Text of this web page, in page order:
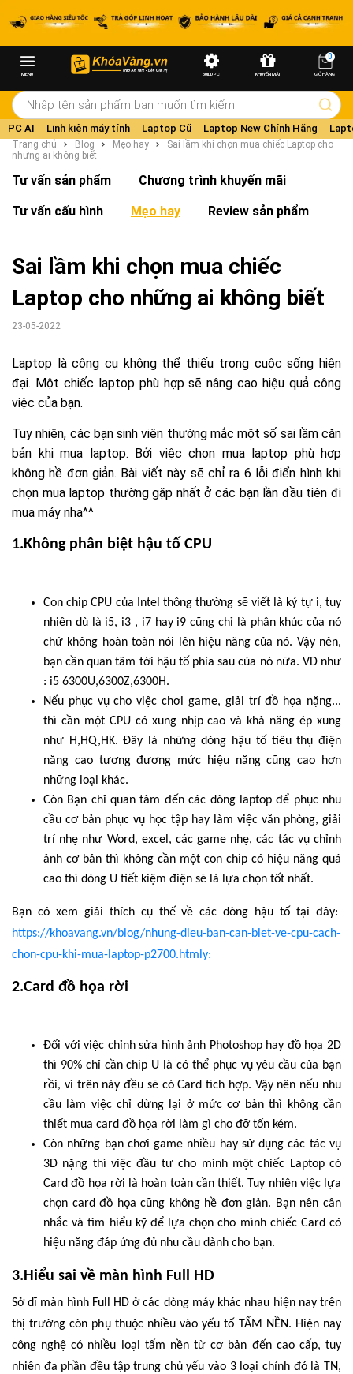
MENU BUILD PC KHUYẾN MÃI
0
GIỎ HÀNG
PC AI Linh kiện máy tính Laptop Cũ Laptop New Chính Hãng
Trang chủ Blog Mẹo hay
Sai lầm khi chọn mua chiếc Laptop cho
những ai không biết
Tư vấn sản phẩm Chương trình khuyến mãi
Tư vấn cấu hình Mẹo hay Review sản phẩm
Sai lầm khi chọn mua chiếc
Laptop cho những ai không biết
23-05-2022
Laptop là công cụ không thể thiếu trong cuộc sống hiện
đại. Một chiếc laptop phù hợp sẽ nâng cao hiệu quả công
việc của bạn.
Tuy nhiên, các bạn sinh viên thường mắc một số sai lầm căn
bản khi mua laptop. Bởi việc chọn mua laptop phù hợp
không hề đơn giản. Bài viết này sẽ chỉ ra 6 lỗi điển hình khi
chọn mua laptop thường gặp nhất ở các bạn lần đầu tiên đi
mua máy nha^^
1.Không phân biệt hậu tố CPU
Con chip CPU của Intel thông thường sẽ viết là ký tự i, tuy
nhiên dù là i5, i3 , i7 hay i9 cũng chỉ là phân khúc của nó
chứ không hoàn toàn nói lên hiệu năng của nó. Vậy nên,
bạn cần quan tâm tới hậu tố phía sau của nó nữa. VD như
: i5 6300U,6300Z,6300H.
Nếu phục vụ cho việc chơi game, giải trí đồ họa nặng...
thì cần một CPU có xung nhịp cao và khả năng ép xung
như H,HQ,HK. Đây là những dòng hậu tố tiêu thụ điện
năng cao tương đương mức hiệu năng cũng cao hơn
những loại khác.
Còn Bạn chỉ quan tâm đến các dòng laptop để phục nhu
cầu cơ bản phục vụ học tập hay làm việc văn phòng, giải
trí nhẹ như Word, excel, các game nhẹ, các tác vụ chỉnh
ảnh cơ bản thì không cần một con chip có hiệu năng quá
cao thì dòng U tiết kiệm điện sẽ là lựa chọn tốt nhất.
Bạn có xem giải thích cụ thế về các dòng hậu tố tại đây:
https://khoavang.vn/blog/nhung-dieu-ban-can-biet-ve-cpu-cach-
chon-cpu-khi-mua-laptop-p2700.htmly:
2.Card đồ họa rời
Đối với việc chỉnh sửa hình ảnh Photoshop hay đồ họa 2D
thì 90% chỉ cần chip U là có thể phục vụ yêu cầu của bạn
rồi, vì trên này đều sẽ có Card tích hợp. Vậy nên nếu nhu
cầu làm việc chỉ dừng lại ở mức cơ bản thì không cần
thiết mua card đồ họa rời làm gì cho đỡ tốn kém.
Còn những bạn chơi game nhiều hay sử dụng các tác vụ
3D nặng thì việc đầu tư cho mình một chiếc Laptop có
Card đồ họa rời là hoàn toàn cần thiết. Tuy nhiên việc lựa
chọn card đồ họa cũng không hề đơn giản. Bạn nên cân
nhắc và tìm hiểu kỹ để lựa chọn cho mình chiếc Card có
hiệu năng đáp ứng đủ nhu cầu dành cho bạn.
3.Hiểu sai về màn hình Full HD
Sở dĩ màn hình Full HD ở các dòng máy khác nhau hiện nay trên
thị trường còn phụ thuộc nhiều vào yếu tố TẤM NỀN. Hiện nay
công nghệ có nhiều loại tấm nền từ cơ bản đến cao cấp, tuy
nhiên đa phần đều tập trung chủ yếu vào 3 loại chính đó là TN,